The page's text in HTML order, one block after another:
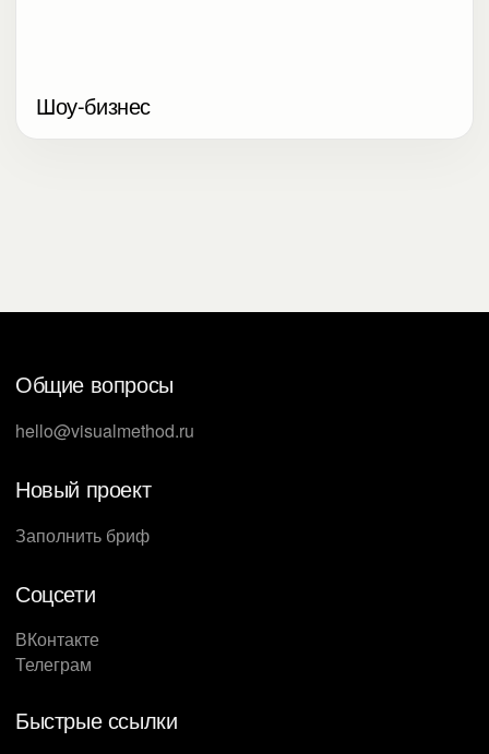
Шоу-бизнес
Общие вопросы
hello@visualmethod.ru
Новый проект
Заполнить бриф
Соцсети
ВКонтакте
Телеграм
Быстрые ссылки